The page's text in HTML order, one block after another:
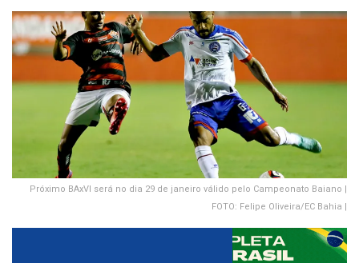
Próximo BAxVI será no dia 29 de janeiro válido pelo Campeonato Baiano |
FOTO: Felipe Oliveira/EC Bahia |